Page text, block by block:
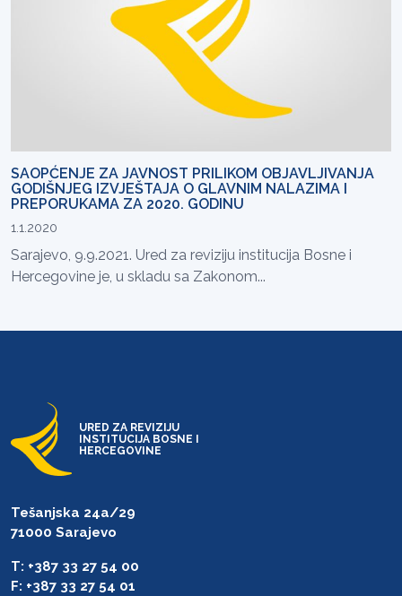
SAOPĆENJE ZA JAVNOST PRILIKOM OBJAVLJIVANJA
GODIŠNJEG IZVJEŠTAJA O GLAVNIM NALAZIMA I
PREPORUKAMA ZA 2020. GODINU
1.1.2020
Sarajevo, 9.9.2021. Ured za reviziju institucija Bosne i
Hercegovine je, u skladu sa Zakonom...
URED ZA REVIZIJU
INSTITUCIJA BOSNE I
HERCEGOVINE
Tešanjska 24a/29
71000 Sarajevo
T: +387 33 27 54 00
F: +387 33 27 54 01